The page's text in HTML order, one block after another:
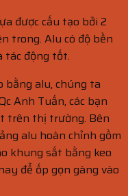
được cấu tạo bởi 2
trong. Alu có độ bền
tác động tốt.
bằng alu, chúng ta
Anh Tuấn, các bạn
trên thị trường. Bên
alu hoàn chỉnh gồm
khung sắt bằng keo
để ốp gọn gàng vào